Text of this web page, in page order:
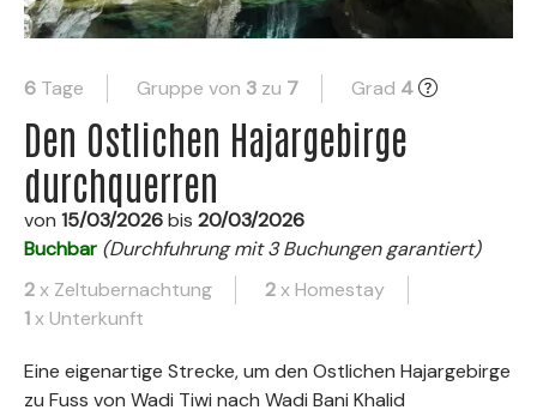
6 Tage Gruppe von 3 zu 7 Grad 4
Den Ostlichen Hajargebirge
durchquerren
von 15/03/2026bis 20/03/2026
Buchbar (Durchfuhrung mit 3 Buchungen garantiert)
2x Zeltubernachtung 2x Homestay
1x Unterkunft
Eine eigenartige Strecke, um den Ostlichen Hajargebirge
zu Fuss von Wadi Tiwi nach Wadi Bani Khalid